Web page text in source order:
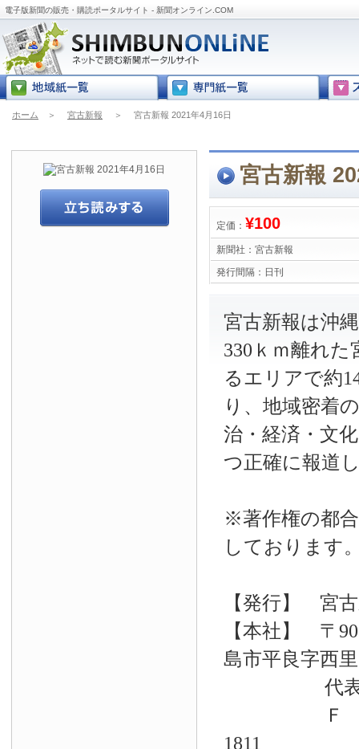
電子版新聞の販売・購読ポータルサイト - 新聞オンライン.COM
ホーム ＞ 宮古新報 ＞ 宮古新報 2021年4月16日
宮古新報
定価： ¥100
新聞社： 宮古新報
発行間隔： 日刊
宮古新報は沖
330ｋｍ離れ
るエリアで約
り、地域密着
治・経済・文
つ正確に報道
※著作権の都
しております
【発行】 宮
【本社】 〒
島市平良字西
代表電話
Ｆ Ａ
1811